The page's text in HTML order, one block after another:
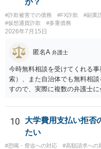
本的に贈与に該当する場合に
当方に返金の理屈があるかど
た金額について、裏付けがあ
からスタートすることになる
ことの立証は簡単ではありま
返金交渉で有利になる可能性
に難しいところがあります。
署に被害相談をするようにし
良いかと思います。
か？
#詐欺被害での債務 #FX詐欺 #副業
#仮想通貨詐欺
#多重債務
2026年7月15日
匿名A 弁護士
今時無料相談を受けてくれる
索）、また自治体でも無料相
すので、実際に複数の弁護士
はそもそも事案を把握できて
いては弁護士として能力不足
良いと思います。ただ、仮想
かもしれません。
10
大学費用支払い拒否
たい
#恐喝・脅迫への対応 #高額請求への